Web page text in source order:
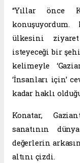
“Yıllar önce
konuşuyordum.
ülkesini
isteyeceği bir
kelimeyle
‘İnsanları için’
kadar haklı
Konatar,
sanatının
değerlerin
altını çizdi.